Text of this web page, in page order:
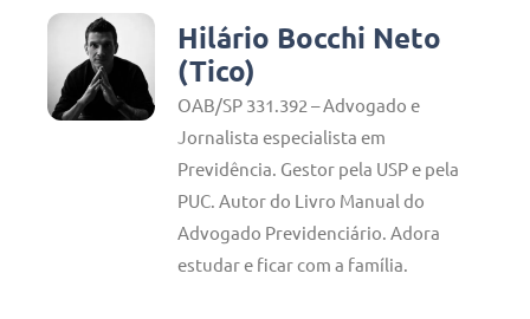
Hilário Bocchi Neto
(Tico)
OAB/SP 331.392 – Advogado e
Jornalista especialista em
Previdência. Gestor pela USP e pela
PUC. Autor do Livro Manual do
Advogado Previdenciário. Adora
estudar e ficar com a família.